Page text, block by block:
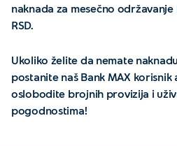
naknada za mesečno
RSD.
Ukoliko želite da nemate
postanite naš Bank MAX korisnik
oslobodite brojnih provizija i
pogodnostima!